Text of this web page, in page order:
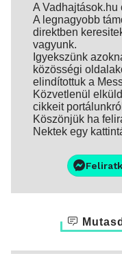
A Vadhajtások.hu
A legnagyobb
direktben
vagyunk.
Igyekszünk
közösségi
elindítottuk a
Közvetlenül
cikkeit
Köszönjük ha
Nektek egy